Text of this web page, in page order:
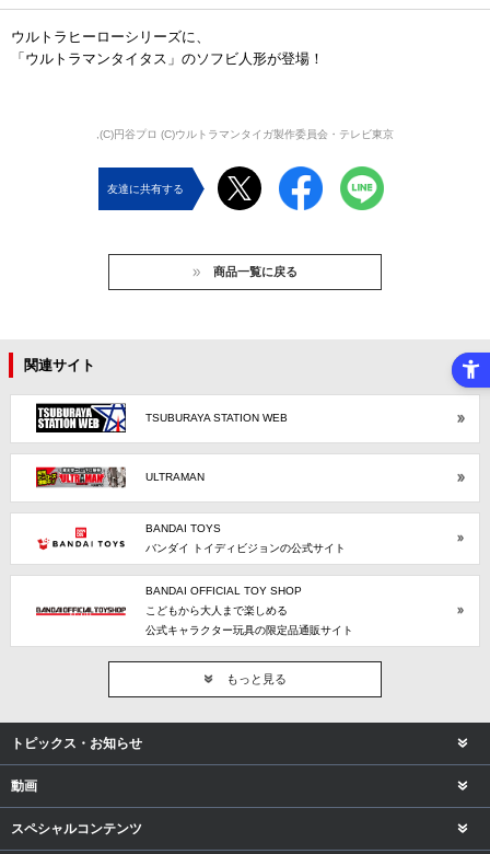
ウルトラヒーローシリーズに、
「ウルトラマンタイタス」のソフビ人形が登場！
,(C)円谷プロ (C)ウルトラマンタイガ製作委員会・テレビ東京
友達に共有する
商品一覧に戻る
関連サイト
TSUBURAYA STATION WEB
ULTRAMAN
BANDAI TOYS
バンダイ トイディビジョンの公式サイト
BANDAI OFFICIAL TOY SHOP
こどもから大人まで楽しめる
公式キャラクター玩具の限定品通販サイト
もっと見る
トピックス・お知らせ
動画
スペシャルコンテンツ